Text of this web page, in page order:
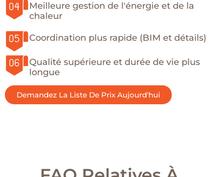
Meilleure gestion de l'énergie et de la
chaleur
Coordination plus rapide (BIM et détails)
Qualité supérieure et durée de vie plus
longue
Demandez La Liste De Prix Aujourd'hui